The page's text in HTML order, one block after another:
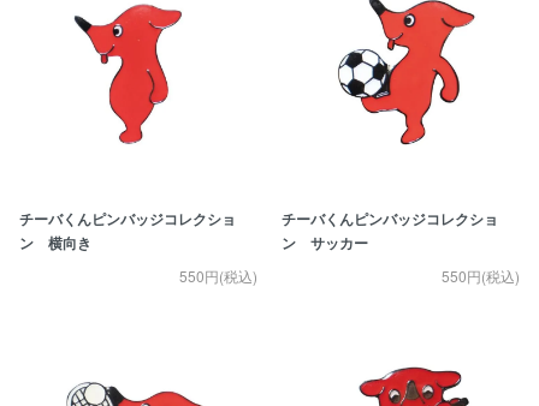
チーバくんピンバッジコレクショ
ン 横向き
550円(税込)
チーバくんピンバッジコレクショ
ン サッカー
550円(税込)